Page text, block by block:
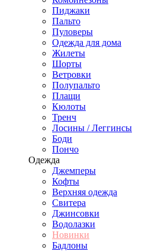
Пиджаки
Пальто
Пуловеры
Одежда для дома
Жилеты
Шорты
Ветровки
Полупальто
Плащи
Кюлоты
Тренч
Лосины / Леггинсы
Боди
Пончо
Одежда
Джемперы
Кофты
Верхняя одежда
Свитера
Джинсовки
Водолазки
Новинки
Бадлоны